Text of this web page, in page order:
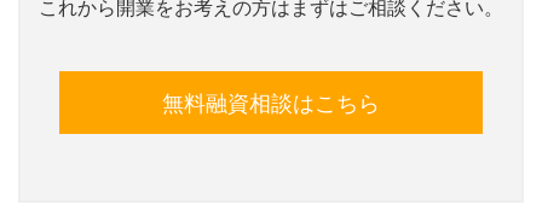
これから開業をお考えの方はまずはご相談ください。
無料融資相談はこちら